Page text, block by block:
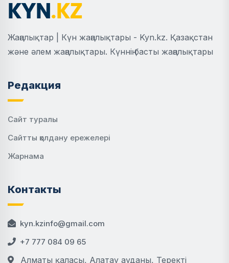
Жаңалықтар | Күн жаңалықтары - Kyn.kz. Қазақстан
және әлем жаңалықтары. Күннің басты жаңалықтары
Редакция
Сайт туралы
Сайтты қолдану ережелері
Жарнама
Контакты
kyn.kzinfo@gmail.com
+7 777 084 09 65
Алматы қаласы, Алатау ауданы, Теректі